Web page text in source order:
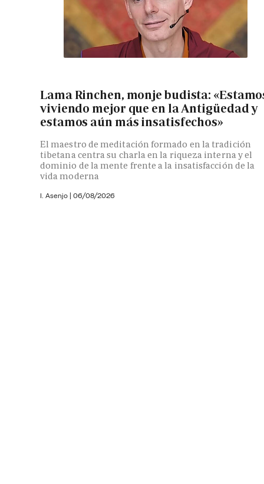
Lama Rinchen, monje budista:
viviendo mejor que en la Antigüedad y
estamos aún más insatisfechos»
El maestro de meditación formado en la tradición
tibetana centra su charla en la riqueza interna y el
dominio de la mente frente a la insatisfacción de la
vida moderna
I. Asenjo | 06/08/2026